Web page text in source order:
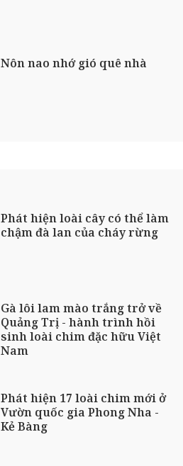
Nôn nao nhớ gió quê nhà
Phát hiện loài cây có thể làm
chậm đà lan của cháy rừng
Gà lôi lam mào trắng trở về
Quảng Trị - hành trình hồi
sinh loài chim đặc hữu Việt
Nam
Phát hiện 17 loài chim mới ở
Vườn quốc gia Phong Nha -
Kẻ Bàng